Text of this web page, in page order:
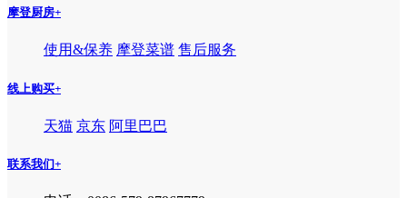
摩登厨房+
使用&保养 摩登菜谱 售后服务
线上购买+
天猫 京东 阿里巴巴
联系我们+